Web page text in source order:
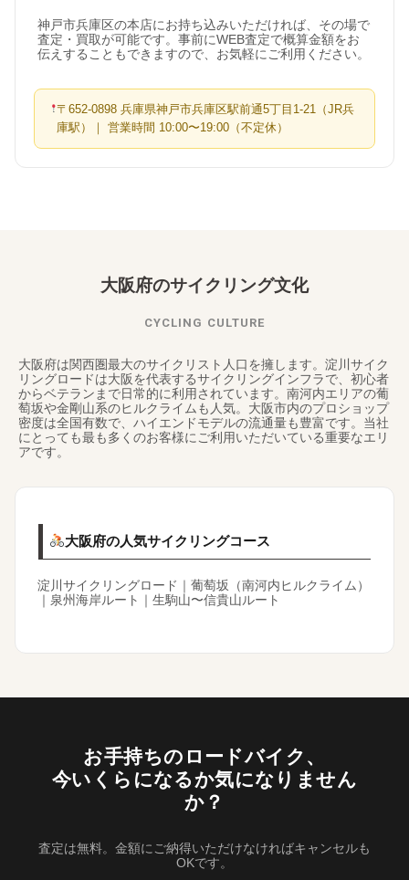
神戸市兵庫区の本店にお持ち込みいただければ、その場で
査定・買取が可能です。事前にWEB査定で概算金額をお
伝えすることもできますので、お気軽にご利用ください。
〒652-0898 兵庫県神戸市兵庫区駅前通5丁目1-21（JR兵
庫駅）｜ 営業時間 10:00〜19:00（不定休）
大阪府のサイクリング文化
CYCLING CULTURE
大阪府は関西圏最大のサイクリスト人口を擁します。淀川サイク
リングロードは大阪を代表するサイクリングインフラで、初心者
からベテランまで日常的に利用されています。南河内エリアの葡
萄坂や金剛山系のヒルクライムも人気。大阪市内のプロショップ
密度は全国有数で、ハイエンドモデルの流通量も豊富です。当社
にとっても最も多くのお客様にご利用いただいている重要なエリ
アです。
大阪府の人気サイクリングコース
淀川サイクリングロード｜葡萄坂（南河内ヒルクライム）
｜泉州海岸ルート｜生駒山〜信貴山ルート
お手持ちのロードバイク、
今いくらになるか気になりません
か？
査定は無料。金額にご納得いただけなければキャンセルも
OKです。